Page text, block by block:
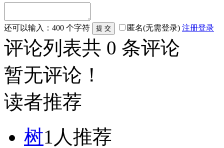
还可以输入： 400 个字符 匿名(无需登录) 注册登录
评论列表共 0 条评论
暂无评论！
读者推荐
树1人推荐